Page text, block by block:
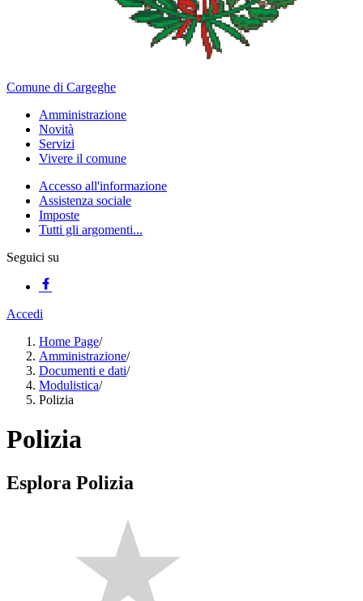
Comune di Cargeghe
Amministrazione
Novità
Servizi
Vivere il comune
Accesso all'informazione
Assistenza sociale
Imposte
Tutti gli argomenti...
Seguici su
Accedi
Home Page/
Amministrazione/
Documenti e dati/
Modulistica/
Polizia
Polizia
Esplora Polizia